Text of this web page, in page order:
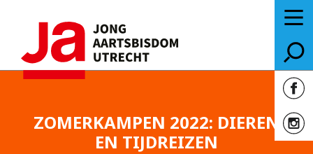
ZOMERKAMPEN 2022: DIEREN
EN TIJDREIZEN